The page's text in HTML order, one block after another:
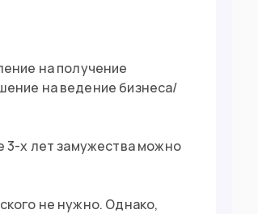
на получение
на ведение бизнеса/
3-х лет замужества можно
не нужно. Однако,